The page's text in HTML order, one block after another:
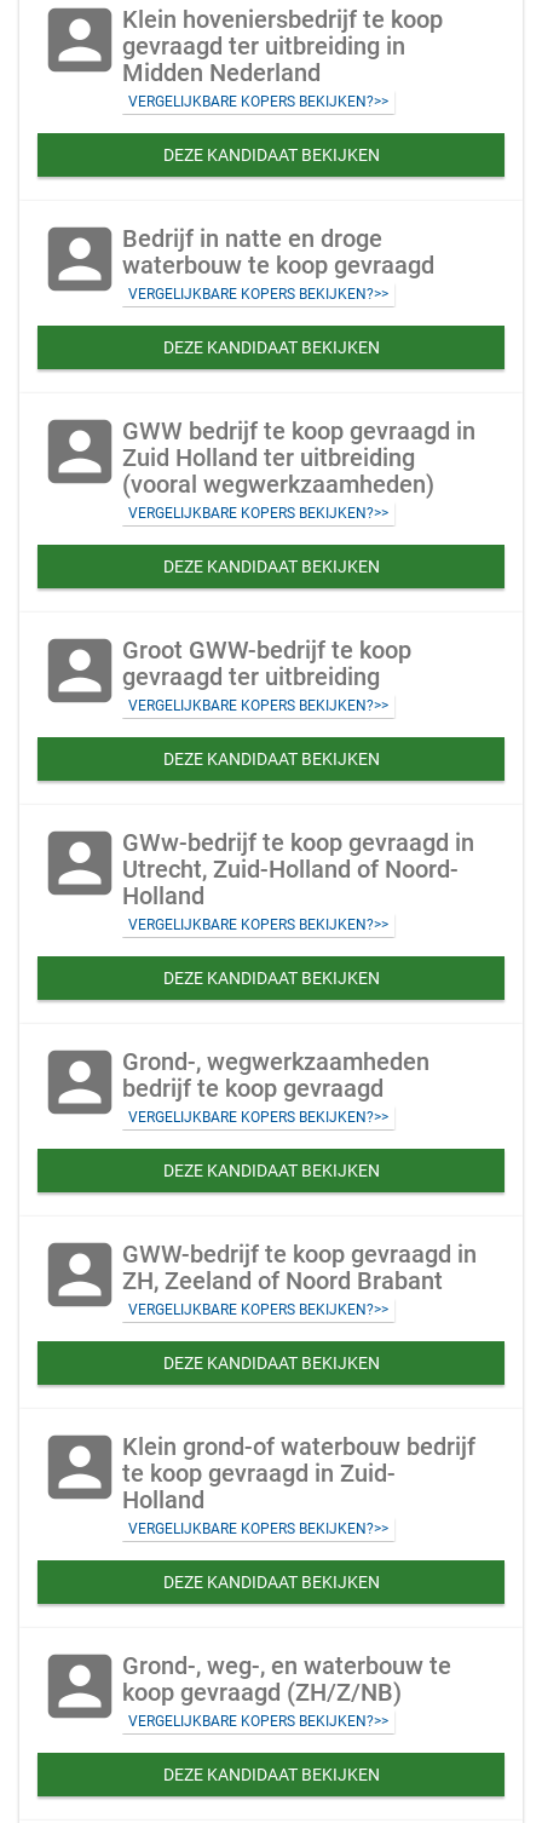
account_box Klein hoveniersbedrijf te koop
gevraagd ter uitbreiding in
Midden Nederland
VERGELIJKBARE KOPERS BEKIJKEN?>>
DEZE KANDIDAAT BEKIJKEN
account_box Bedrijf in natte en droge
waterbouw te koop gevraagd
VERGELIJKBARE KOPERS BEKIJKEN?>>
DEZE KANDIDAAT BEKIJKEN
account_box GWW bedrijf te koop gevraagd in
Zuid Holland ter uitbreiding
(vooral wegwerkzaamheden)
VERGELIJKBARE KOPERS BEKIJKEN?>>
DEZE KANDIDAAT BEKIJKEN
account_box Groot GWW-bedrijf te koop
gevraagd ter uitbreiding
VERGELIJKBARE KOPERS BEKIJKEN?>>
DEZE KANDIDAAT BEKIJKEN
account_box GWw-bedrijf te koop gevraagd in
Utrecht, Zuid-Holland of Noord-
Holland
VERGELIJKBARE KOPERS BEKIJKEN?>>
DEZE KANDIDAAT BEKIJKEN
account_box Grond-, wegwerkzaamheden
bedrijf te koop gevraagd
VERGELIJKBARE KOPERS BEKIJKEN?>>
DEZE KANDIDAAT BEKIJKEN
account_box GWW-bedrijf te koop gevraagd in
ZH, Zeeland of Noord Brabant
VERGELIJKBARE KOPERS BEKIJKEN?>>
DEZE KANDIDAAT BEKIJKEN
account_box Klein grond-of waterbouw bedrijf
te koop gevraagd in Zuid-
Holland
VERGELIJKBARE KOPERS BEKIJKEN?>>
DEZE KANDIDAAT BEKIJKEN
account_box Grond-, weg-, en waterbouw te
koop gevraagd (ZH/Z/NB)
VERGELIJKBARE KOPERS BEKIJKEN?>>
DEZE KANDIDAAT BEKIJKEN